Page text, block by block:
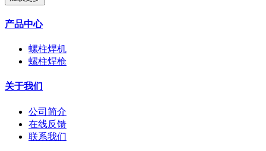
产品中心
螺柱焊机
螺柱焊枪
关于我们
公司简介
在线反馈
联系我们